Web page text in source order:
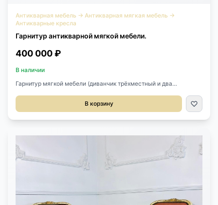
Антикварная мебель → Антикварная мягкая мебель →
Антикварные кресла
Гарнитур антикварной мягкой мебели.
400 000 ₽
В наличии
Гарнитур мягкой мебели (диванчик трёхместный и два
массива ореха с красивой резьбой ручной работы.
Великолепная, оригинальная обивка яркого голубого цвета с
В корзину